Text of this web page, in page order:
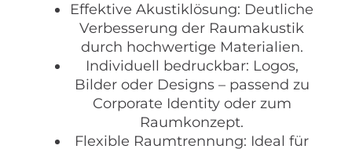
Effektive Akustiklösung: Deutliche
Verbesserung der Raumakustik
durch hochwertige Materialien.
Individuell bedruckbar: Logos,
Bilder oder Designs – passend zu
Corporate Identity oder zum
Raumkonzept.
Flexible Raumtrennung: Ideal für